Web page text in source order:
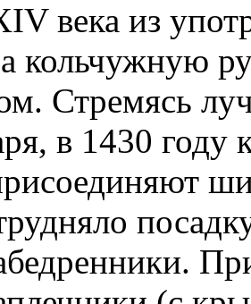
века из
кольчужную
Стремясь
в 1430